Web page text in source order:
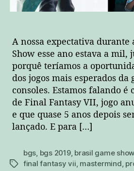
A nossa expectativa durante
Show esse ano estava a mil,
porquê teríamos a
dos jogos mais esperados da
consoles. Estamos falando é
de Final Fantasy VII, jogo
e que quase 5 anos depois
lançado. E para […]
tags
bgs, bgs 2019, brasil game show
final fantasy vii, mastermind,